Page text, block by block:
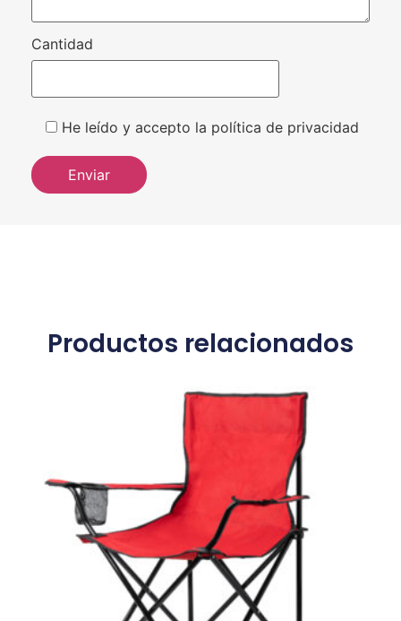
Cantidad
He leído y accepto la política de privacidad
Productos relacionados